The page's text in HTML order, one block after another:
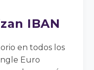
IBAN
en todos los
Euro